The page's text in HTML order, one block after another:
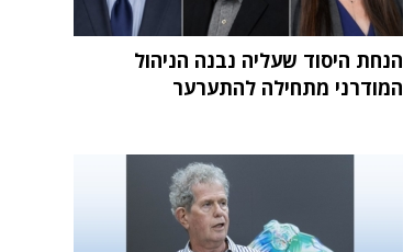
הנחת היסוד שעליה נבנה הניהול
המודרני מתחילה להתערער